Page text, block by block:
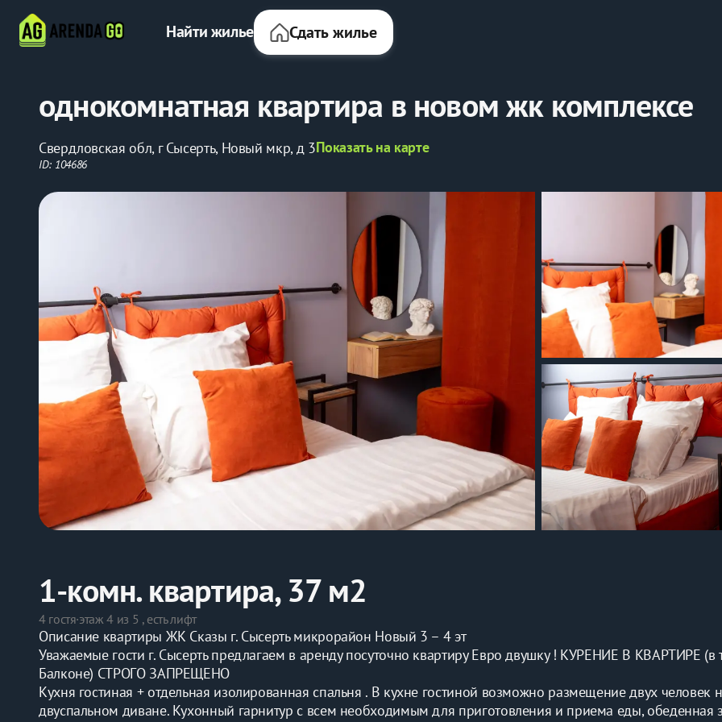
Найти жилье Сдать жилье
однокомнатная квартира в новом жк комплексе
Свердловская обл, г Сысерть, Новый мкр, д 3Показать на карте
ID: 104686
1-комн. квартира, 37 м2
4 гостя·этаж 4 из 5 , есть лифт
Описание квартиры ЖК Сказы г. Сысерть микрорайон Новый 3 – 4 эт
Уважаемые гости г. Сысерть предлагаем в аренду посуточно квартиру Евро двушку ! КУРЕНИЕ В КВАРТИРЕ (в
Балконе) СТРОГО ЗАПРЕЩЕНО
Кухня гостиная + отдельная изолированная спальня . В кухне гостиной возможно размещение двух человек
двуспальном диване. Кухонный гарнитур с всем необходимым для приготовления и приема еды, обеденная